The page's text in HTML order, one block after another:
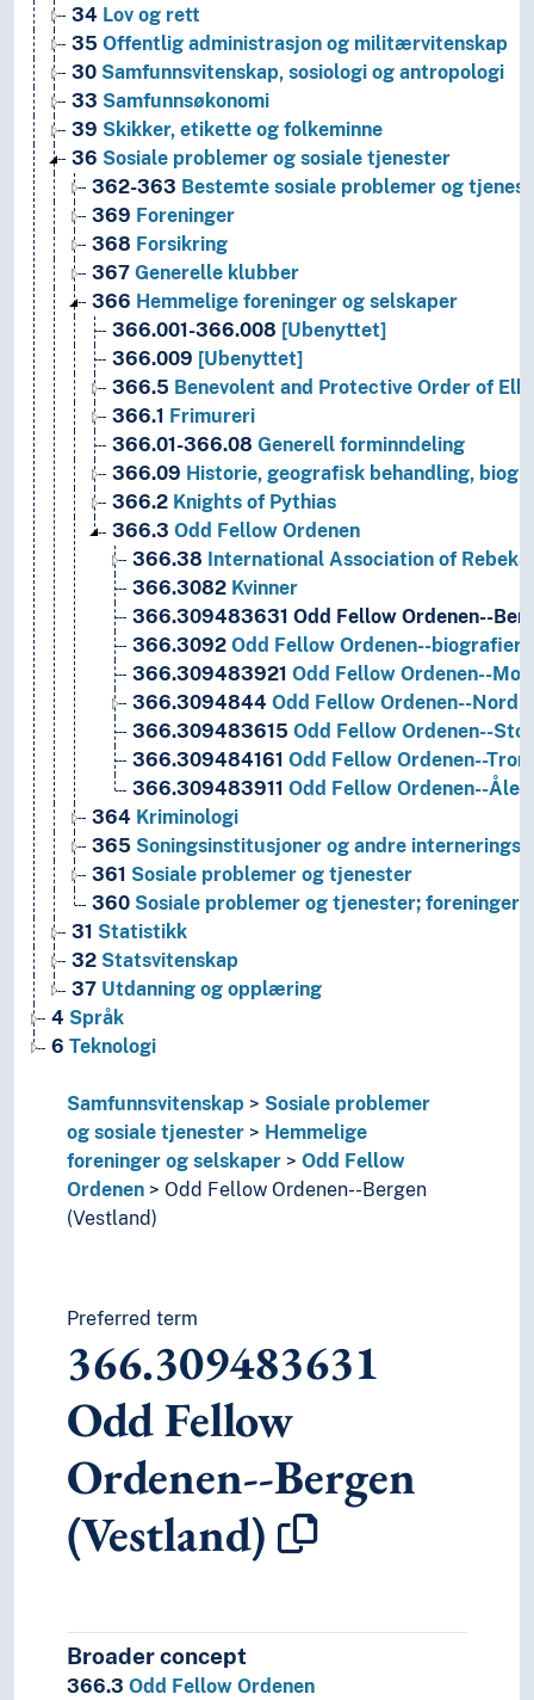
34 Lov og rett
35 Offentlig administrasjon og militærvitenskap
30 Samfunnsvitenskap, sosiologi og antropologi
33 Samfunnsøkonomi
39 Skikker, etikette og folkeminne
36 Sosiale problemer og sosiale tjenester
362-363 Bestemte sosiale problemer og
369 Foreninger
368 Forsikring
367 Generelle klubber
366 Hemmelige foreninger og selskaper
366.001-366.008 [Ubenyttet]
366.009 [Ubenyttet]
366.5 Benevolent and Protective Order of
366.1 Frimureri
366.01-366.08 Generell forminndeling
366.09 Historie, geografisk behandling,
366.2 Knights of Pythias
366.3 Odd Fellow Ordenen
366.38 International Association of
366.3082 Kvinner
366.309483631 Odd Fellow Ordenen--
366.3092 Odd Fellow Ordenen--biografier,
366.309483921 Odd Fellow Ordenen--
366.3094844 Odd Fellow Ordenen--
366.309483615 Odd Fellow Ordenen--
366.309484161 Odd Fellow Ordenen--
366.309483911 Odd Fellow Ordenen--
364 Kriminologi
365 Soningsinstitusjoner og andre
361 Sosiale problemer og tjenester
360 Sosiale problemer og tjenester; foreninger
31 Statistikk
32 Statsvitenskap
37 Utdanning og opplæring
4 Språk
6 Teknologi
Samfunnsvitenskap
Sosiale problemer
og sosiale tjenester
Hemmelige
foreninger og selskaper
Odd Fellow
Ordenen
Odd Fellow Ordenen--Bergen
(Vestland)
Preferred term
366.309483631
Odd Fellow
Ordenen--Bergen
(Vestland)
Broader concept
366.3 Odd Fellow Ordenen